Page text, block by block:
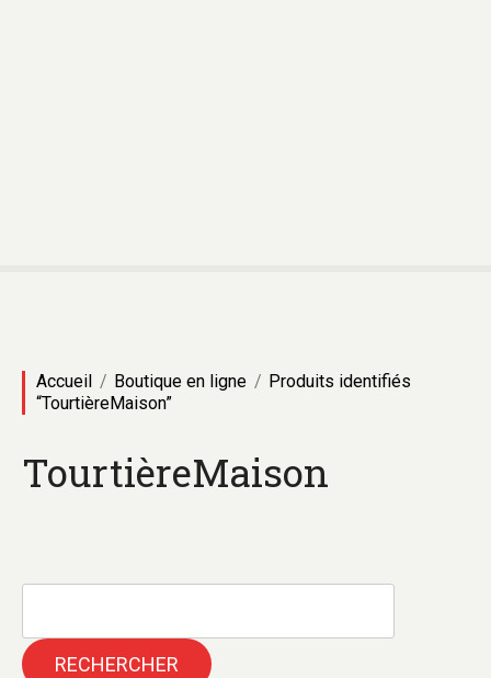
Accueil Boutique en ligne
Produits identifiés
“TourtièreMaison”
TourtièreMaison
RECHERCHER